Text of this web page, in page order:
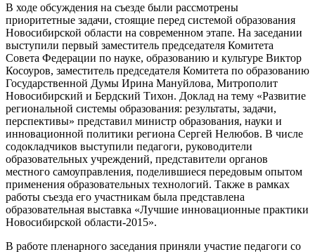
В ходе обсуждения на съезде были рассмотрены
приоритетные задачи, стоящие перед системой образования
Новосибирской области на современном этапе. На заседании
выступили первый заместитель председателя Комитета
Совета Федерации по науке, образованию и культуре Виктор
Косоуров, заместитель председателя Комитета по образованию
Государственной Думы Ирина Мануйлова, Митрополит
Новосибирский и Бердский Тихон. Доклад на тему «Развитие
региональной системы образования: результаты, задачи,
перспективы» представил министр образования, науки и
инновационной политики региона Сергей Нелюбов. В числе
содокладчиков выступили педагоги, руководители
образовательных учреждений, представители органов
местного самоуправления, поделившиеся передовым опытом
применения образовательных технологий. Также в рамках
работы съезда его участникам была представлена
образовательная выставка «Лучшие инновационные практики
Новосибирской области-2015».
В работе пленарного заседания приняли участие педагоги со